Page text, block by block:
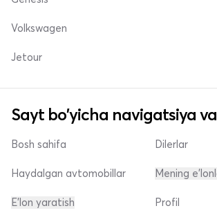
Volkswagen
Jetour
Sayt bo'yicha navigatsiya
Bosh sahifa
Haydalgan avtomobillar
E'lon yaratish
Dilerlar
Mening
Profil